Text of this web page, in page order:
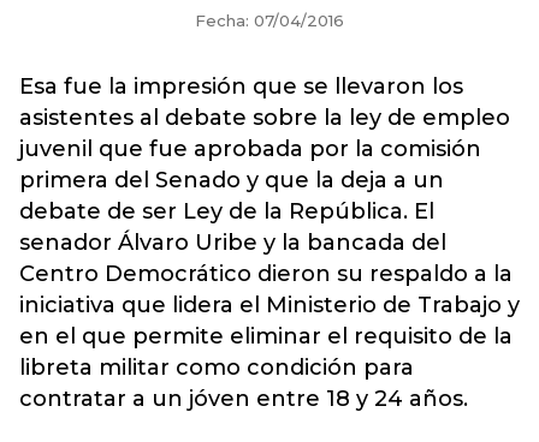
Fecha: 07/04/2016
Esa fue la impresión que se llevaron los
asistentes al debate sobre la ley de empleo
juvenil que fue aprobada por la comisión
primera del Senado y que la deja a un
debate de ser Ley de la República. El
senador Álvaro Uribe y la bancada del
Centro Democrático dieron su respaldo a la
iniciativa que lidera el Ministerio de Trabajo y
en el que permite eliminar el requisito de la
libreta militar como condición para
contratar a un jóven entre 18 y 24 años.